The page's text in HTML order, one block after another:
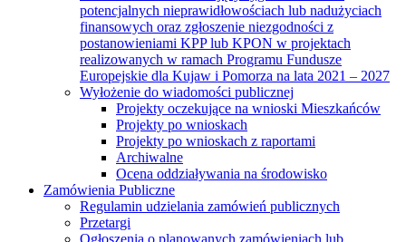
potencjalnych nieprawidłowościach lub nadużyciach
finansowych oraz zgłoszenie niezgodności z
postanowieniami KPP lub KPON w projektach
realizowanych w ramach Programu Fundusze
Europejskie dla Kujaw i Pomorza na lata 2021 – 2027
Wyłożenie do wiadomości publicznej
Projekty oczekujące na wnioski Mieszkańców
Projekty po wnioskach
Projekty po wnioskach z raportami
Archiwalne
Ocena oddziaływania na środowisko
Zamówienia Publiczne
Regulamin udzielania zamówień publicznych
Przetargi
Ogłoszenia o planowanych zamówieniach lub